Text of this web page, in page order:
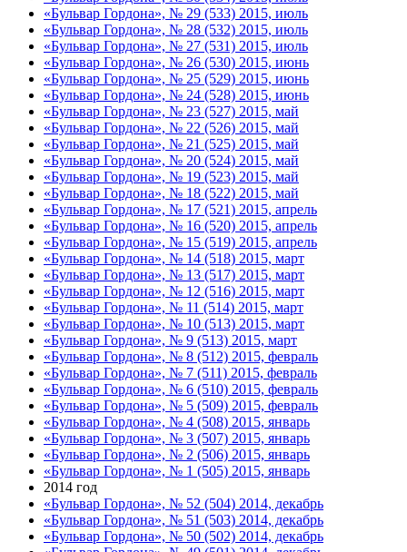
«Бульвар Гордона», № 29 (533) 2015, июль
«Бульвар Гордона», № 28 (532) 2015, июль
«Бульвар Гордона», № 27 (531) 2015, июль
«Бульвар Гордона», № 26 (530) 2015, июнь
«Бульвар Гордона», № 25 (529) 2015, июнь
«Бульвар Гордона», № 24 (528) 2015, июнь
«Бульвар Гордона», № 23 (527) 2015, май
«Бульвар Гордона», № 22 (526) 2015, май
«Бульвар Гордона», № 21 (525) 2015, май
«Бульвар Гордона», № 20 (524) 2015, май
«Бульвар Гордона», № 19 (523) 2015, май
«Бульвар Гордона», № 18 (522) 2015, май
«Бульвар Гордона», № 17 (521) 2015, апрель
«Бульвар Гордона», № 16 (520) 2015, апрель
«Бульвар Гордона», № 15 (519) 2015, апрель
«Бульвар Гордона», № 14 (518) 2015, март
«Бульвар Гордона», № 13 (517) 2015, март
«Бульвар Гордона», № 12 (516) 2015, март
«Бульвар Гордона», № 11 (514) 2015, март
«Бульвар Гордона», № 10 (513) 2015, март
«Бульвар Гордона», № 9 (513) 2015, март
«Бульвар Гордона», № 8 (512) 2015, февраль
«Бульвар Гордона», № 7 (511) 2015, февраль
«Бульвар Гордона», № 6 (510) 2015, февраль
«Бульвар Гордона», № 5 (509) 2015, февраль
«Бульвар Гордона», № 4 (508) 2015, январь
«Бульвар Гордона», № 3 (507) 2015, январь
«Бульвар Гордона», № 2 (506) 2015, январь
«Бульвар Гордона», № 1 (505) 2015, январь
2014 год
«Бульвар Гордона», № 52 (504) 2014, декабрь
«Бульвар Гордона», № 51 (503) 2014, декабрь
«Бульвар Гордона», № 50 (502) 2014, декабрь